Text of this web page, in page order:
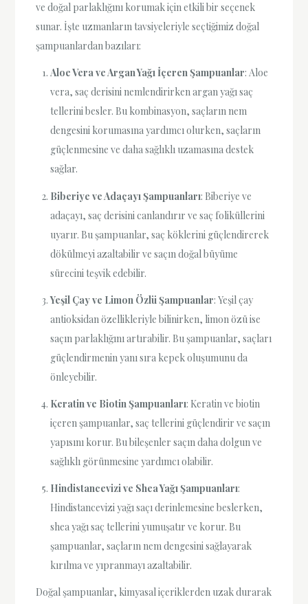
ve doğal parlaklığını korumak için etkili bir seçenek
sunar. İşte uzmanların tavsiyeleriyle seçtiğimiz doğal
şampuanlardan bazıları:
Aloe Vera ve Argan Yağı İçeren Şampuanlar: Aloe
vera, saç derisini nemlendirirken argan yağı saç
tellerini besler. Bu kombinasyon, saçların nem
dengesini korumasına yardımcı olurken, saçların
güçlenmesine ve daha sağlıklı uzamasına destek
sağlar.
Biberiye ve Adaçayı Şampuanları: Biberiye ve
adaçayı, saç derisini canlandırır ve saç foliküllerini
uyarır. Bu şampuanlar, saç köklerini güçlendirerek
dökülmeyi azaltabilir ve saçın doğal büyüme
sürecini teşvik edebilir.
Yeşil Çay ve Limon Özlü Şampuanlar: Yeşil çay
antioksidan özellikleriyle bilinirken, limon özü ise
saçın parlaklığını artırabilir. Bu şampuanlar, saçları
güçlendirmenin yanı sıra kepek oluşumunu da
önleyebilir.
Keratin ve Biotin Şampuanları: Keratin ve biotin
içeren şampuanlar, saç tellerini güçlendirir ve saçın
yapısını korur. Bu bileşenler saçın daha dolgun ve
sağlıklı görünmesine yardımcı olabilir.
Hindistancevizi ve Shea Yağı Şampuanları:
Hindistancevizi yağı saçı derinlemesine beslerken,
shea yağı saç tellerini yumuşatır ve korur. Bu
şampuanlar, saçların nem dengesini sağlayarak
kırılma ve yıpranmayı azaltabilir.
Doğal şampuanlar, kimyasal içeriklerden uzak durarak